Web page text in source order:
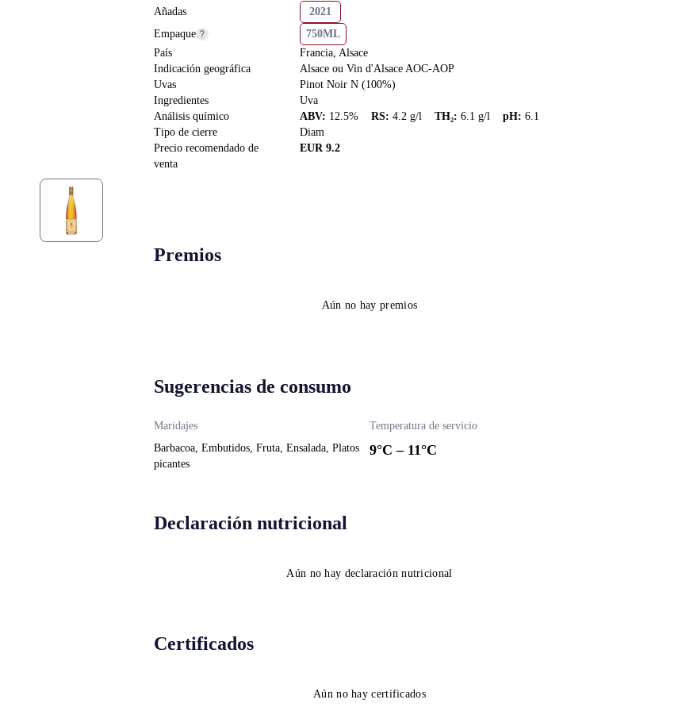
Añadas
2021
Empaque
750ML
País
Francia, Alsace
Indicación geográfica
Alsace ou Vin d'Alsace AOC-AOP
Uvas
Pinot Noir N (100%)
Ingredientes
Uva
Análisis químico
ABV: 12.5% RS: 4.2 g/l TH₂: 6.1 g/l pH: 6.1
Tipo de cierre
Diam
Precio recomendado de
venta
EUR 9.2
Premios
Aún no hay premios
Sugerencias de consumo
Maridajes
Barbacoa, Embutidos, Fruta, Ensalada, Platos
picantes
Temperatura de servicio
9°C – 11°C
Declaración nutricional
Aún no hay declaración nutricional
Certificados
Aún no hay certificados